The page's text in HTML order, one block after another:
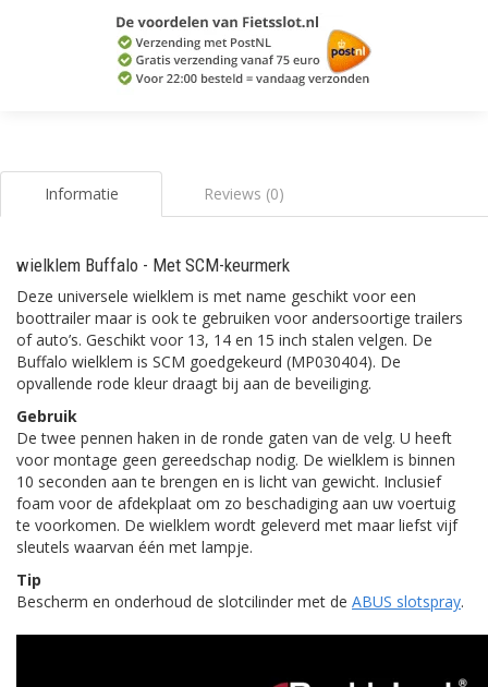
Informatie Reviews (0)
wielklem Buffalo - Met SCM-keurmerk
Deze universele wielklem is met name geschikt voor een
boottrailer maar is ook te gebruiken voor andersoortige trailers
of auto’s. Geschikt voor 13, 14 en 15 inch stalen velgen. De
Buffalo wielklem is SCM goedgekeurd (MP030404). De
opvallende rode kleur draagt bij aan de beveiliging.
Gebruik
De twee pennen haken in de ronde gaten van de velg. U heeft
voor montage geen gereedschap nodig. De wielklem is binnen
10 seconden aan te brengen en is licht van gewicht. Inclusief
foam voor de afdekplaat om zo beschadiging aan uw voertuig
te voorkomen. De wielklem wordt geleverd met maar liefst vijf
sleutels waarvan één met lampje.
Tip
Bescherm en onderhoud de slotcilinder met de ABUS slotspray.